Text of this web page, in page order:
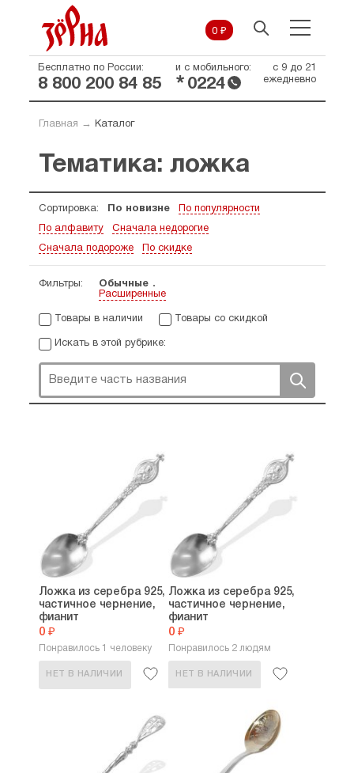
0 ₽
Бесплатно по России:
8 800 200 84 85
и с мобильного:
* 0224
с 9 до 21
ежедневно
Главная → Каталог
Тематика: ложка
Сортировка: По новизне По популярности
По алфавиту Сначала недорогие
Сначала подороже По скидке
Фильтры:
Обычные
Расширенные
Товары в наличии Товары со скидкой
Искать в этой рубрике:
Ложка из серебра 925,
частичное чернение,
фианит
0 ₽
Понравилось 1 человеку
НЕТ В НАЛИЧИИ
Ложка из серебра 925,
частичное чернение,
фианит
0 ₽
Понравилось 2 людям
НЕТ В НАЛИЧИИ